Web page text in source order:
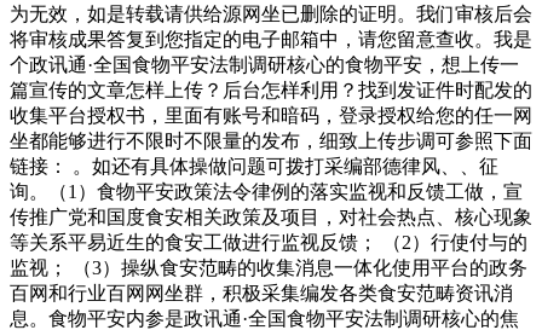
为无效，如是转载请供给源网坐已删除的证明。我们审核后会
将审核成果答复到您指定的电子邮箱中，请您留意查收。我是
个政讯通·全国食物平安法制调研核心的食物平安，想上传一
篇宣传的文章怎样上传？后台怎样利用？找到发证件时配发的
收集平台授权书，里面有账号和暗码，登录授权给您的任一网
坐都能够进行不限时不限量的发布，细致上传步调可参照下面
链接： 。如还有具体操做问题可拨打采编部德律风、、征
询。（1）食物平安政策法令律例的落实监视和反馈工做，宣
传推广党和国度食安相关政策及项目，对社会热点、核心现象
等关系平易近生的食安工做进行监视反馈； （2）行使付与的
监视； （3）操纵食安范畴的收集消息一体化使用平台的政务
百网和行业百网网坐群，积极采集编发各类食安范畴资讯消
息。食物平安内参是政讯通·全国食物平安法制调研核心的焦